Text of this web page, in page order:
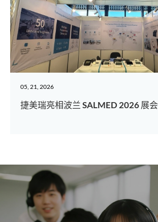
05, 21, 2026
捷美瑞亮相波兰 SALMED 2026 展会